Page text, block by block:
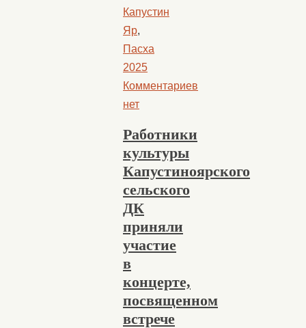
Капустин
Яр,
Пасха
2025
Комментариев
нет
Работники
культуры
Капустиноярского
сельского
ДК
приняли
участие
в
концерте,
посвященном
встрече